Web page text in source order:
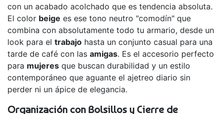
con un acabado acolchado que es tendencia absoluta.
El color beige es ese tono neutro "comodín" que
combina con absolutamente todo tu armario, desde un
look para el trabajo hasta un conjunto casual para una
tarde de café con las amigas. Es el accesorio perfecto
para mujeres que buscan durabilidad y un estilo
contemporáneo que aguante el ajetreo diario sin
perder ni un ápice de elegancia.
Organización con Bolsillos y Cierre de